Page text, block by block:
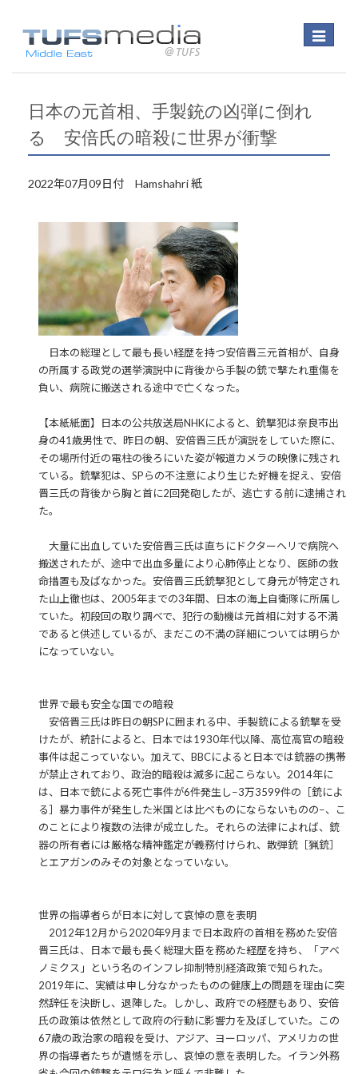
Toggle
日本の元首相、手製銃の凶弾に倒れ
る 安倍氏の暗殺に世界が衝撃
2022年07月09日付 Hamshahri 紙
日本の総理として最も長い経歴を持つ安倍晋三元首相が、自身
の所属する政党の選挙演説中に背後から手製の銃で撃たれ重傷を
負い、病院に搬送される途中で亡くなった。
【本紙紙面】日本の公共放送局NHKによると、銃撃犯は奈良市出
身の41歳男性で、昨日の朝、安倍晋三氏が演説をしていた際に、
その場所付近の電柱の後ろにいた姿が報道カメラの映像に残され
ている。銃撃犯は、SPらの不注意により生じた好機を捉え、安倍
晋三氏の背後から胸と首に2回発砲したが、逃亡する前に逮捕され
た。
大量に出血していた安倍晋三氏は直ちにドクターヘリで病院へ
搬送されたが、途中で出血多量により心肺停止となり、医師の救
命措置も及ばなかった。安倍晋三氏銃撃犯として身元が特定され
た山上徹也は、2005年までの3年間、日本の海上自衛隊に所属し
ていた。初段回の取り調べで、犯行の動機は元首相に対する不満
であると供述しているが、まだこの不満の詳細については明らか
になっていない。
世界で最も安全な国での暗殺
安倍晋三氏は昨日の朝SPに囲まれる中、手製銃による銃撃を受
けたが、統計によると、日本では1930年代以降、高位高官の暗殺
事件は起こっていない。加えて、BBCによると日本では銃器の携帯
が禁止されており、政治的暗殺は滅多に起こらない。2014年に
は、日本で銃による死亡事件が6件発生し−3万3599件の［銃によ
る］暴力事件が発生した米国とは比べものにならないものの−、こ
のことにより複数の法律が成立した。それらの法律によれば、銃
器の所有者には厳格な精神鑑定が義務付けられ、散弾銃［猟銃］
とエアガンのみその対象となっていない。
世界の指導者らが日本に対して哀悼の意を表明
2012年12月から2020年9月まで日本政府の首相を務めた安倍
晋三氏は、日本で最も長く総理大臣を務めた経歴を持ち、「アベ
ノミクス」という名のインフレ抑制特別経済政策で知られた。
2019年に、実績は申し分なかったものの健康上の問題を理由に突
然辞任を決断し、退陣した。しかし、政府での経歴もあり、安倍
氏の政策は依然として政府の行動に影響力を及ぼしていた。この
67歳の政治家の暗殺を受け、アジア、ヨーロッパ、アメリカの世
界の指導者たちが遺憾を示し、哀悼の意を表明した。イラン外務